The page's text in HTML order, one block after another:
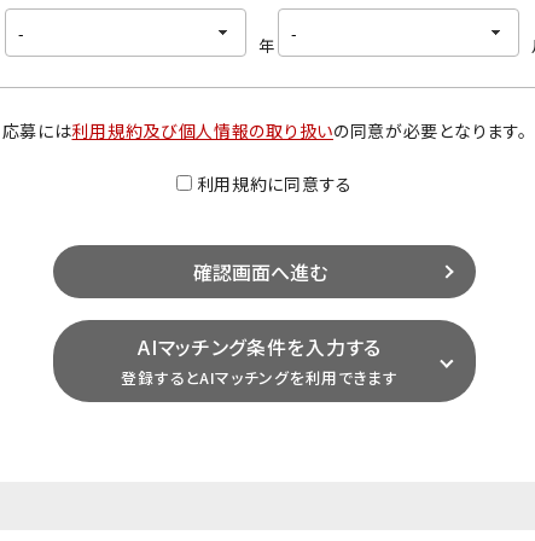
年
応募には利用規約及び個人情報の取り扱いの同意が必要となります。
利用規約に同意する
AIマッチング条件を入力する
登録するとAIマッチングを利用できます